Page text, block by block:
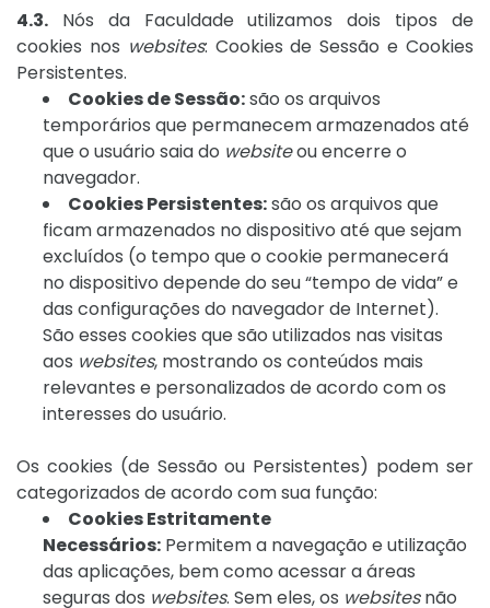
4.3. Nós da Faculdade utilizamos dois tipos de
cookies nos websites: Cookies de Sessão e Cookies
Persistentes.
Cookies de Sessão:são os arquivos
temporários que permanecem armazenados até
que o usuário saia do websiteou encerre o
navegador.
Cookies Persistentes:são os arquivos que
ficam armazenados no dispositivo até que sejam
excluídos (o tempo que o cookie permanecerá
no dispositivo depende do seu “tempo de vida” e
das configurações do navegador de Internet).
São esses cookies que são utilizados nas visitas
aos websites, mostrando os conteúdos mais
relevantes e personalizados de acordo com os
interesses do usuário.
Os cookies (de Sessão ou Persistentes) podem ser
categorizados de acordo com sua função:
Cookies Estritamente
Necessários: Permitem a navegação e utilização
das aplicações, bem como acessar a áreas
seguras dos websites. Sem eles, os websitesnão